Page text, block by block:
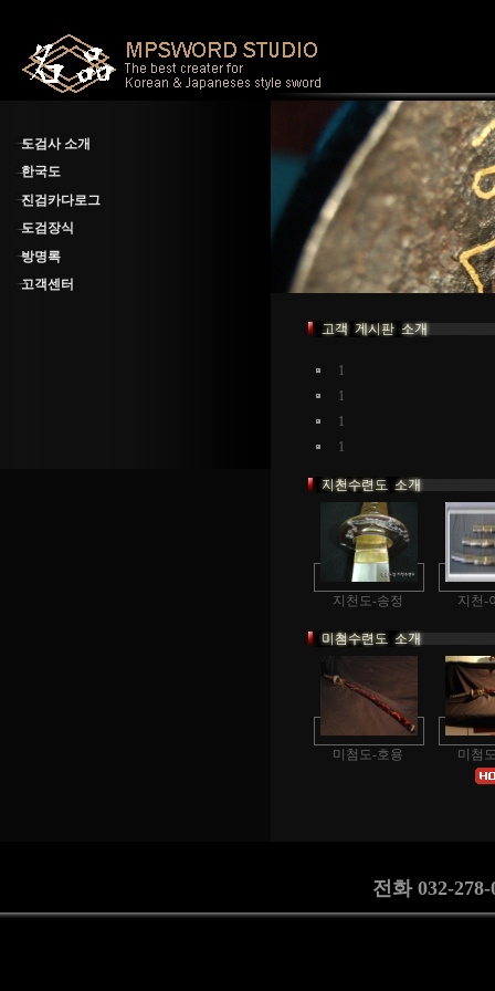
도검사 소개
한국도
진검카다로그
도검장식
방명록
고객센터
전화 032-